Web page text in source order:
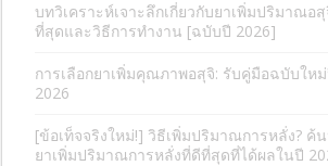
บทวิเคราะห์เจาะลึกเกี่ยวกับยาเพิ่มปริมาณอ
ที่สุดและวิธีการทำงาน [ฉบับปี 2026]
การเลือกยาเพิ่มคุณภาพอสุจิ: รับคู่มือฉบับให
2026
[ข้อเท็จจริงใหม่!] วิธีเพิ่มปริมาณการหลั่ง? ค้
ยาเพิ่มปริมาณการหลั่งที่ดีที่สุดที่ได้ผลในปี